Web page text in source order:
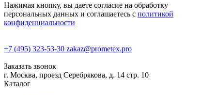
Нажимая кнопку, вы даете согласие на обработку
персональных данных и соглашаетесь с политикой
конфиденциальности
+7 (495) 323-53-30 zakaz@prometex.pro
Заказать звонок
г. Москва, проезд Серебрякова, д. 14 стр. 10
Каталог